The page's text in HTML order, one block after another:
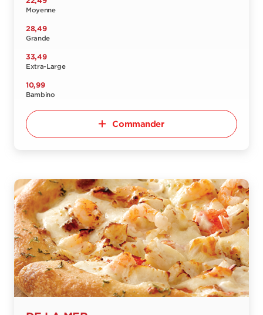
Moyenne
28,49
Grande
33,49
Extra-Large
10,99
Bambino
Commander